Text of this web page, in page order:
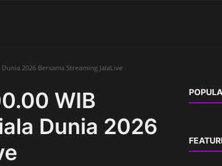
2026 Bersama Streaming JalaLive
WIB
Dunia 2026